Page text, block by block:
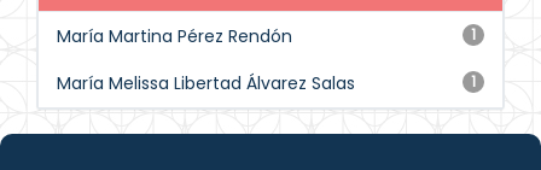
1
María Martina Pérez Rendón
1
María Melissa Libertad Álvarez Salas